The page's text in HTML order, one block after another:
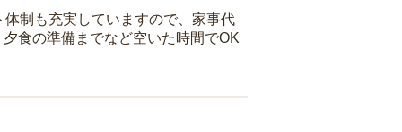
制も充実していますので、家事代
食の準備までなど空いた時間でOK